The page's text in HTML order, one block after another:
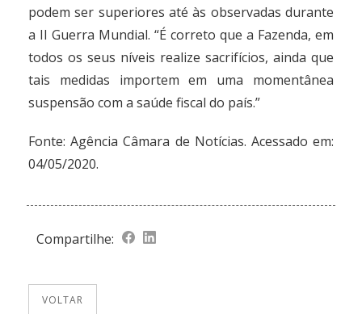
podem ser superiores até às observadas durante
a II Guerra Mundial. “É correto que a Fazenda, em
todos os seus níveis realize sacrifícios, ainda que
tais medidas importem em uma momentânea
suspensão com a saúde fiscal do país.”
Fonte:Agência Câmara de Notícias. Acessado em:
04/05/2020.
Compartilhe:
VOLTAR